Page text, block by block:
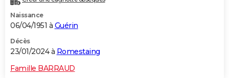
Naissance
06/04/1951 à Guérin
Décès
23/01/2024 à Romestaing
Famille BARRAUD